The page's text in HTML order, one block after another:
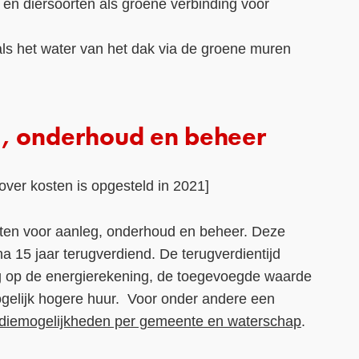
diersoorten als groene verbinding voor
het water van het dak via de groene muren
onderhoud en beheer
kosten is opgesteld in 2021]
voor aanleg, onderhoud en beheer. Deze
15 jaar terugverdiend. De terugverdientijd
de energierekening, de toegevoegde waarde
hogere huur. Voor onder andere een
per gemeente en waterschap.